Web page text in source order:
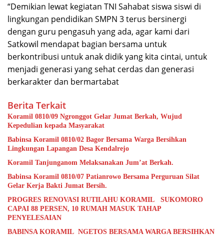
“Demikian lewat kegiatan TNI Sahabat siswa siswi di
lingkungan pendidikan SMPN 3 terus bersinergi
dengan guru pengasuh yang ada, agar kami dari
Satkowil mendapat bagian bersama untuk
berkontribusi untuk anak didik yang kita cintai, untuk
menjadi generasi yang sehat cerdas dan generasi
berkarakter dan bermartabat
Berita Terkait
Koramil 0810/09 Ngronggot Gelar Jumat Berkah, Wujud
Kepedulian kepada Masyarakat
Babinsa Koramil 0810/02 Bagor Bersama Warga Bersihkan
Lingkungan Lapangan Desa Kendalrejo
Koramil Tanjunganom Melaksanakan Jum’at Berkah.
Babinsa Koramil 0810/07 Patianrowo Bersama Perguruan Silat
Gelar Kerja Bakti Jumat Bersih.
PROGRES RENOVASI RUTILAHU KORAMIL SUKOMORO
CAPAI 88 PERSEN, 10 RUMAH MASUK TAHAP
PENYELESAIAN
BABINSA KORAMIL NGETOS BERSAMA WARGA BERSIHKAN